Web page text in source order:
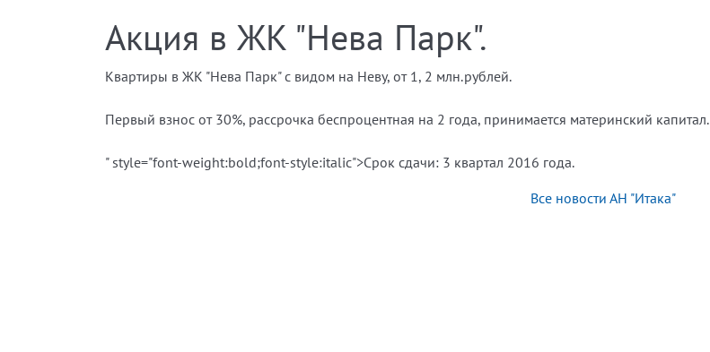
Акция в ЖК "Нева Парк".
Квартиры в ЖК "Нева Парк" с видом на Неву, от 1, 2 млн.рублей.
Первый взнос от 30%, рассрочка беспроцентная на 2 года, принимается материнский капитал.
" style="font-weight:bold;font-style:italic">Срок сдачи: 3 квартал 2016 года.
Все новости АН "Итака"